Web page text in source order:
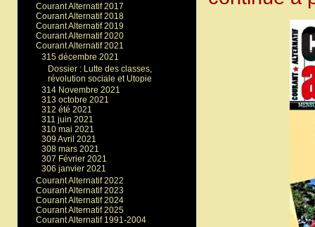
Courant Alternatif 2017
Courant Alternatif 2018
Courant Alternatif 2019
Courant Alternatif 2020
Courant Alternatif 2021
315 décembre 2021
Dossier : Lutte des classes,
révolution sociale et Utopie
314 Novembre 2021
313 octobre 2021
312 été 2021
311 juin 2021
310 mai 2021
309 Avril 2021
308 mars 2021
307 Février 2021
306 janvier 2021
Courant Alternatif 2022
Courant Alternatif 2023
Courant Alternatif 2024
Courant Alternatif 2025
Courant Alternatif 1991-2004